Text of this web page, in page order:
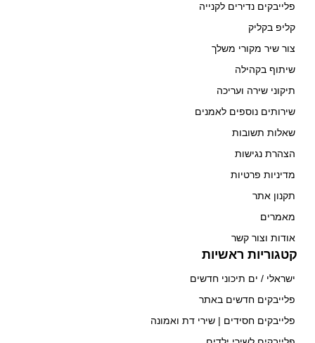
פלייבקים נדירים לקנייה
קליפ בקליק
צור שיר מקורי משלך
שיתוף בקהילה
תיקוני שירה ועריכה
שירותים נוספים לאמנים
שאלות תשובות
הצהרת נגישות
מדיניות פרטיות
תקנון אתר
מאמרים
אודות וצור קשר
קטגוריות ראשיות
ישראלי / ים תיכוני חדשים
פלייבקים חדשים באתר
פלייבקים חסידים | שירי דת ואמונה